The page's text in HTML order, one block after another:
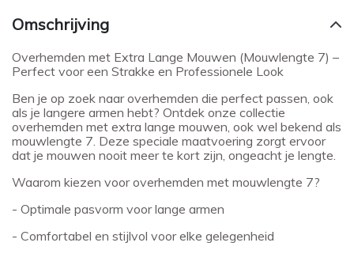
Omschrijving
Overhemden met Extra Lange Mouwen (Mouwlengte 7) –
Perfect voor een Strakke en Professionele Look
Ben je op zoek naar overhemden die perfect passen, ook
als je langere armen hebt? Ontdek onze collectie
overhemden met extra lange mouwen, ook wel bekend als
mouwlengte 7. Deze speciale maatvoering zorgt ervoor
dat je mouwen nooit meer te kort zijn, ongeacht je lengte.
Waarom kiezen voor overhemden met mouwlengte 7?
- Optimale pasvorm voor lange armen
- Comfortabel en stijlvol voor elke gelegenheid